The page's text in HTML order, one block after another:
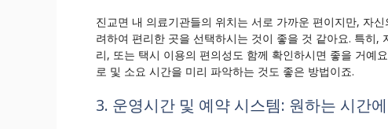
진교면 내 의료기관들의 위치는 서로 가까운 편이지만, 자
려하여 편리한 곳을 선택하시는 것이 좋을 것 같아요. 특히
리, 또는 택시 이용의 편의성도 함께 확인하시면 좋을 거예
로 및 소요 시간을 미리 파악하는 것도 좋은 방법이죠.
3. 운영시간 및 예약 시스템: 원하는 시간